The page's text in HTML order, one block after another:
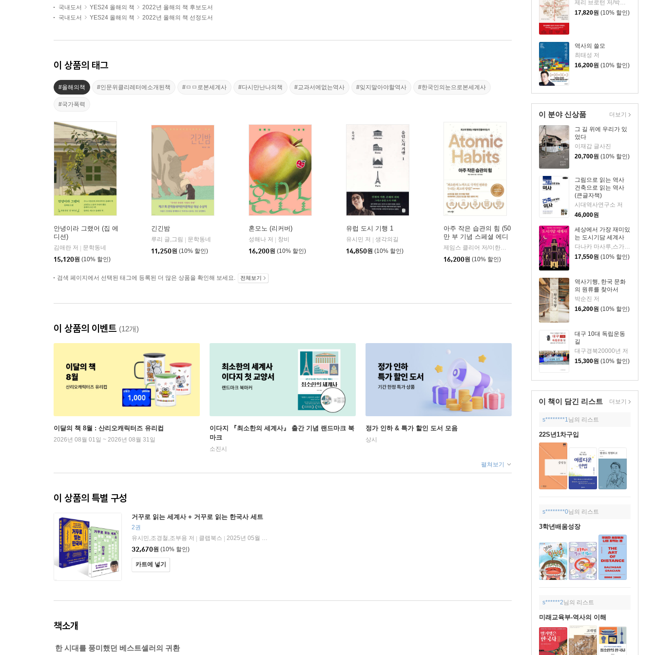
제리 브로턴 저/박세연 역
17,820원 (10% 할인)
역사의 쓸모
최태성 저
16,200원 (10% 할인)
이 분야 신상품
그 길 위에 우리가 있
었다
이재갑 글사진
20,700원 (10% 할인)
그림으로 읽는 역사
건축으로 읽는 역사
(큰글자책)
시대역사연구소 저
46,000원
세상에서 가장 재미있
는 도시기담 세계사
17,550원 (10% 할인)
역사기행, 한국 문화
의 원류를 찾아서
박순진 저
16,200원 (10% 할인)
대구 10대 독립운동
길
대구경북20000년 저
15,300원 (10% 할인)
더보기
이 책이 담긴 리스트 더보기
s********1 님의 리스트
22S년1차구입
s********0님의 리스트
3학년배움성장
s******2님의 리스트
미래교육부-역사의 이해
국내도서 YES24 올해의 책
2022년 올해의 책 후보도서
국내도서
YES24 올해의 책 2022년 올해의 책 선정도서
이 상품의 태그
#올해의책 #인문위클리레터에소개된책 #ㅁㅁ로본세계사 #다시만난나의책 #교과서에없는역사 #잊지말아야할역사 #한국인의눈으로본세계사
#국가폭력
안녕이라 그랬어 (집 에
디션)
김애란 저
문학동네
15,120원 (10% 할인)
긴긴밤
루리 글,그림
문학동네
11,250원 (10% 할인)
혼모노 (리커버)
성해나 저
창비
16,200원 (10% 할인)
유럽 도시 기행 1
유시민 저
생각의길
14,850원 (10% 할인)
아주 작은 습관의 힘 (50
만 부 기념 스페셜 에디
션)
제임스 클리어 저/이한이 역
비즈니스북스
16,200원 (10% 할인)
검색 페이지에서 선택된 태그에 등록된 더 많은 상품을 확인해 보세요. 전체보기
이 상품의 이벤트 (12개)
이달의 책 8월 : 산리오캐릭터즈 유리컵
2026년 08월 01일 ~ 2026년 08월 31일
이다지 『최소한의 세계사』 출간 기념 랜드마크 북
마크
소진시
정가 인하 & 특가 할인 도서 모음
상시
펼쳐보기
이 상품의 특별 구성
거꾸로 읽는 세계사 + 거꾸로 읽는 한국사 세트
2권
유시민,조경철,조부용 저
클랩북스
2025년 05월 15일
32,670원 (10% 할인)
카트에 넣기
책소개
한 시대를 풍미했던 베스트셀러의 귀환